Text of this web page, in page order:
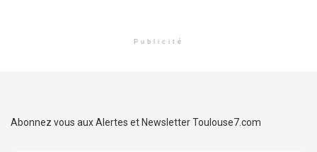
Publicité
Abonnez vous aux Alertes et Newsletter Toulouse7.com